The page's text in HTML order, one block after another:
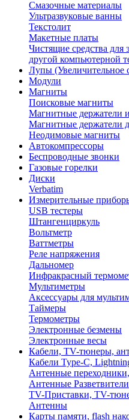
Смазочные материалы
Ультразвуковые ванны
Текстолит
Макетные платы
Чистящие средства для
другой компьютерной
Лупы (Увеличительное
Модули
Магниты
Поисковые магниты
Магнитные держатели
Магнитные держатели
Неодимовые магниты
Автокомпрессоры
Беспроводные звонки
Газовые горелки
Диски
Verbatim
Измерительные
USB тестеры
Штангенциркуль
Вольтметр
Ваттметры
Реле напряжения
Дальномер
Инфракрасный
Мультиметры
Аксессуары для
Таймеры
Термометры
Электронные безмены
Электронные весы
Кабели, TV-тюнеры,
Кабели Type-C,
Антенные
Антенные Разветвители
TV-Приставки, TV-
Антенны
Карты памяти, flash